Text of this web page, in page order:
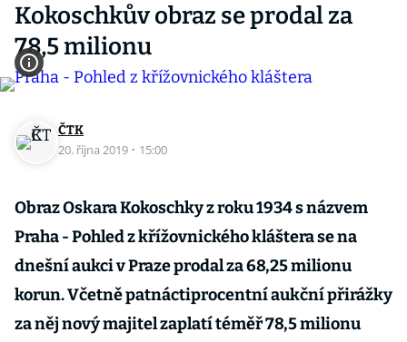
Kokoschkův obraz se prodal za
78,5 milionu
ČTK
20. října 2019 · 15:00
Obraz Oskara Kokoschky z roku 1934 s názvem
Praha - Pohled z křížovnického kláštera se na
dnešní aukci v Praze prodal za 68,25 milionu
korun. Včetně patnáctiprocentní aukční přirážky
za něj nový majitel zaplatí téměř 78,5 milionu